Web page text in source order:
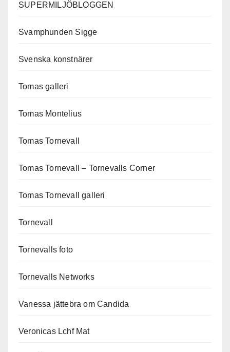
SUPERMILJÖBLOGGEN
Svamphunden Sigge
Svenska konstnärer
Tomas galleri
Tomas Montelius
Tomas Tornevall
Tomas Tornevall – Tornevalls Corner
Tomas Tornevall galleri
Tornevall
Tornevalls foto
Tornevalls Networks
Vanessa jättebra om Candida
Veronicas Lchf Mat